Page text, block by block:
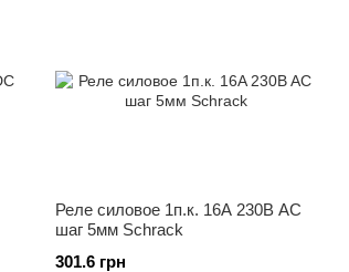
Реле силовое 1п.к. 16A 230B AC
шаг 5мм Schrack
301.6 грн